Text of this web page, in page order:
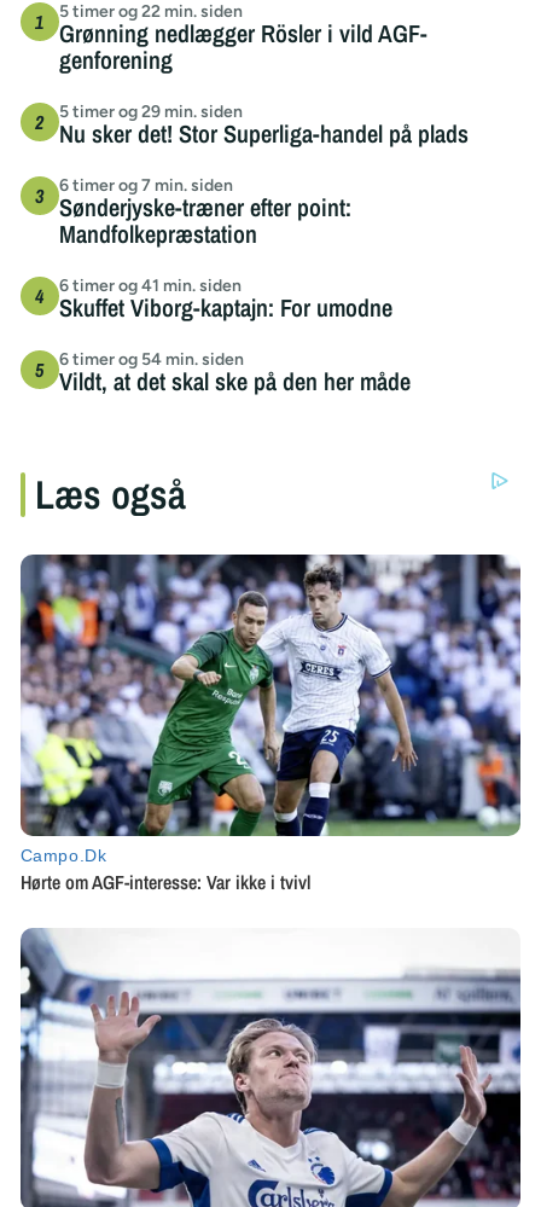
5 timer og 22 min. siden
Grønning nedlægger Rösler i vild AGF-
genforening
5 timer og 29 min. siden
Nu sker det! Stor Superliga-handel på plads
6 timer og 7 min. siden
Sønderjyske-træner efter point:
Mandfolkepræstation
6 timer og 41 min. siden
Skuffet Viborg-kaptajn: For umodne
6 timer og 54 min. siden
Vildt, at det skal ske på den her måde